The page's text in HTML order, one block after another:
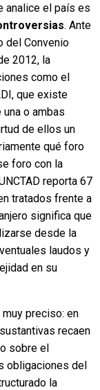
analice el país es
. Ante
del Convenio
2012, la
como el
que existe
o ambas
de ellos un
qué foro
foro con la
reporta 67
tratados frente a
significa que
desde la
laudos y
en su
preciso: en
recaen
sobre el
obligaciones del
la